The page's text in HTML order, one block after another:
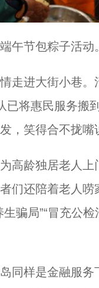
午节包粽子活动
进大街小巷。
已将惠民服务搬
，笑得合不拢嘴
龄独居老人上
们还陪着老人唠
骗局”“冒充公检
样是金融服务